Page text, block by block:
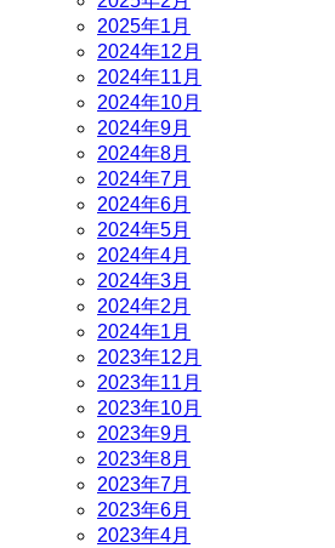
2025年1月
2024年12月
2024年11月
2024年10月
2024年9月
2024年8月
2024年7月
2024年6月
2024年5月
2024年4月
2024年3月
2024年2月
2024年1月
2023年12月
2023年11月
2023年10月
2023年9月
2023年8月
2023年7月
2023年6月
2023年4月